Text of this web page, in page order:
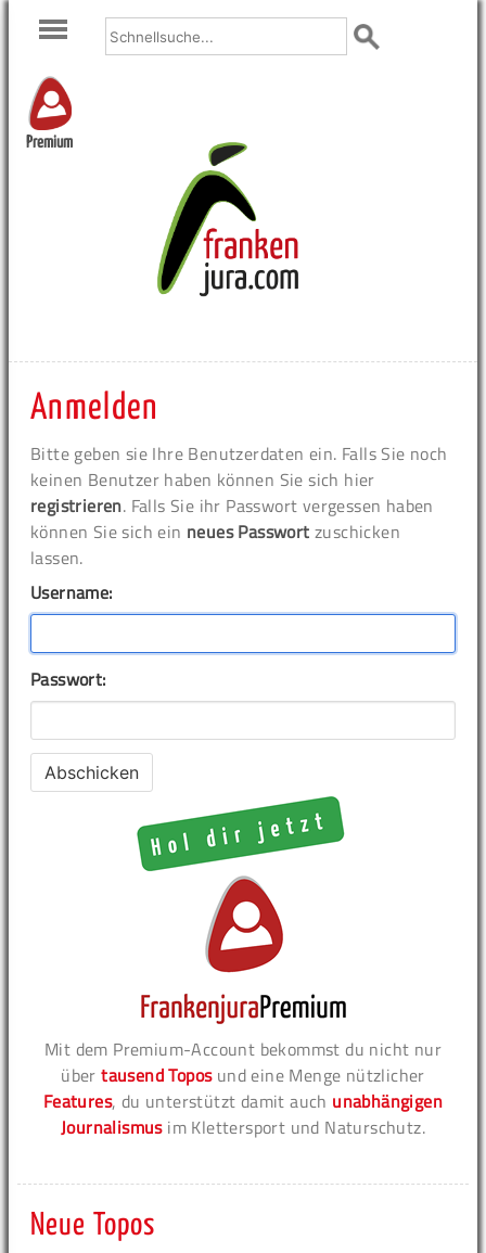
Premium
Anmelden
Bitte geben sie Ihre Benutzerdaten ein. Falls Sie noch
keinen Benutzer haben können Sie sich hier
registrieren. Falls Sie ihr Passwort vergessen haben
können Sie sich ein neues Passwort zuschicken
lassen.
Username:
Passwort:
Mit dem Premium-Account bekommst du nicht nur
übertausend Toposund eine Menge nützlicher
Features, du unterstützt damit auch unabhängigen
Journalismusim Klettersport und Naturschutz.
Neue Topos